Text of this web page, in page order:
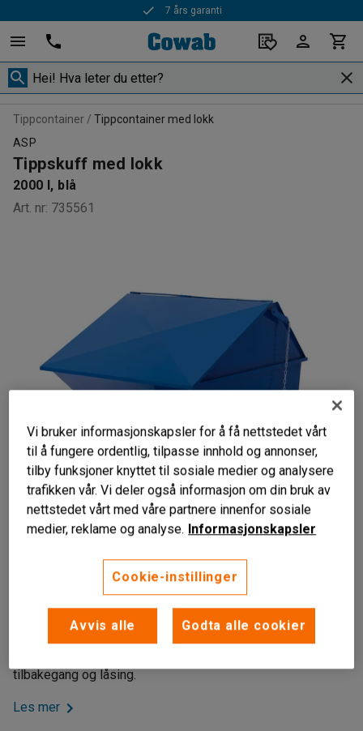
7 års garanti
Tippcontainer
Tippcontainer med lokk
ASP
Tippskuff med lokk
2000 l, blå
Art. nr: 735561
Automatisk/manuell tømming
tilbakegang og låsing.
Les mer
Vi bruker informasjonskapsler for å få nettstedet vårt
til å fungere ordentlig, tilpasse innhold og annonser,
tilby funksjoner knyttet til sosiale medier og analysere
trafikken vår. Vi deler også informasjon om din bruk av
nettstedet vårt med våre partnere innenfor sosiale
medier, reklame og analyse. Informasjonskapsler
Cookie-instillinger
Avvis alle Godta alle cookier